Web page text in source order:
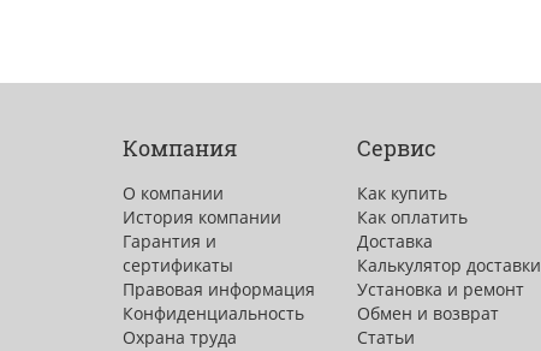
Компания
О компании
История компании
Гарантия и
сертификаты
Правовая информация
Конфиденциальность
Охрана труда
Сервис
Как купить
Как оплатить
Доставка
Калькулятор доставки
Установка и ремонт
Обмен и возврат
Статьи